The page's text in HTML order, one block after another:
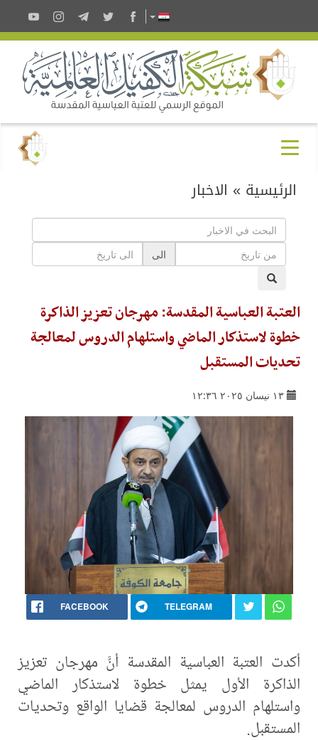
الرئيسية » الاخبار
الى
العتبة العباسية المقدسة: مهرجان تعزيز الذاكرة
خطوة لاستذكار الماضي واستلهام الدروس لمعالجة
تحديات المستقبل
١٣ نيسان ٢٠٢٥ ١٢:٣٦
FACEBOOK TELEGRAM
أكدت العتبة العباسية المقدسة أنَّ مهرجان تعزيز
الذاكرة الأول يمثل خطوة لاستذكار الماضي
واستلهام الدروس لمعالجة قضايا الواقع وتحديات
المستقبل.